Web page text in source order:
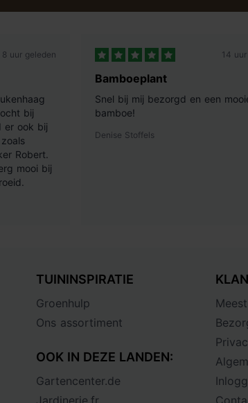
8 uur geleden
bij
er ook bij
Robert.
mooi bij
14
Bamboeplant
Snel bij mij bezorgd en een
bamboe!
Denise Stoffels
TUININSPIRATIE
Groenhulp
Ons assortiment
OOK IN DEZE LANDEN:
Gartencenter.de
Jardinerie.fr